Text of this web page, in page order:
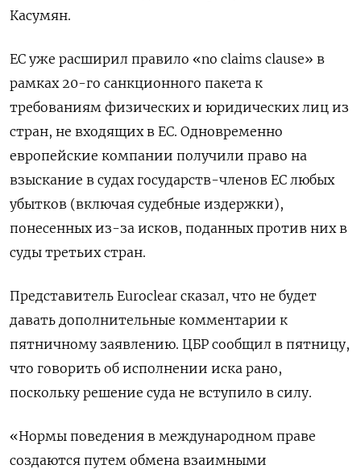
Касумян.
ЕС уже расширил правило «no claims clause» в
рамках 20-го санкционного пакета к
требованиям физических и ‌юридических лиц из
стран, не входящих в ЕС. Одновременно
европейские компании получили право на
взыскание в судах государств-членов ЕС любых
убытков (включая судебные издержки),
понесенных из-за исков, поданных против них в
суды третьих ‌стран.
Представитель Euroclear сказал, что не будет
давать дополнительные комментарии к
пятничному заявлению. ЦБР сообщил в пятницу,
что говорить об исполнении иска рано,
поскольку решение суда не вступило в силу.
«Нормы поведения в международном праве
создаются ​путем обмена взаимными